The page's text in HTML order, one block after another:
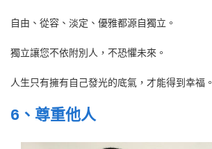
自由、從容、淡定、優雅都源自獨立。
獨立讓您不依附別人，不恐懼未來。
人生只有擁有自己發光的底氣，才能得到幸福。
6、尊重他人